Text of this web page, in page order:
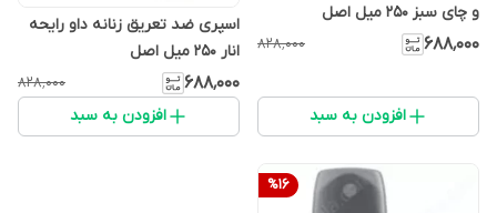
و چای سبز ۲۵۰ میل اصل
۶۸۸٬۰۰۰ ۸۲۸٬۰۰۰
افزودن به سبد
اسپری ضد تعریق زنانه داو رایحه
انار ۲۵۰ میل اصل
۶۸۸٬۰۰۰ ۸۲۸٬۰۰۰
افزودن به سبد
%16